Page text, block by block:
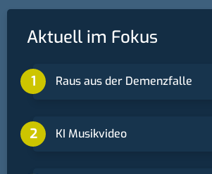
Aktuell im Fokus
Raus aus der Demenzfalle
KI Musikvideo